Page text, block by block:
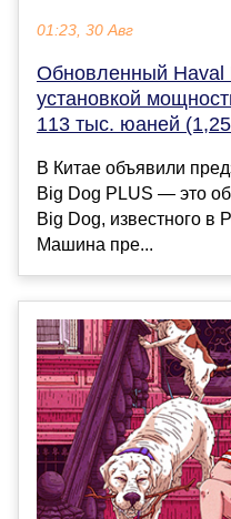
01:23, 30 Авг
Обновленный Haval
установкой
113 тыс. юаней
В Китае объявили
Big Dog PLUS — это
Big Dog, известного в
Машина пре...